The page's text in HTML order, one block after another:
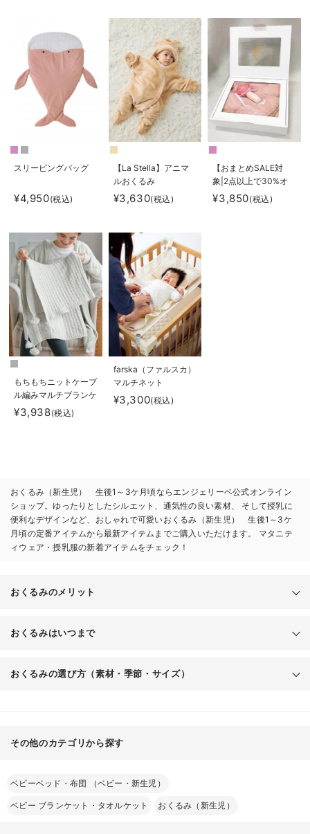
スリーピングバッグ
¥4,950(税込)
【La Stella】アニマ
ルおくるみ
¥3,630(税込)
【おまとめSALE対
象|2点以上で30%オ
フ】La Stella（ラ ス
テラ）ブランケット＆
¥3,850(税込)
もちもちニットケーブ
ル編みマルチブランケ
ット マタニティ・ベ
ビー・出産準備
¥3,938(税込)
farska（ファルスカ）
マルチネット
¥3,300(税込)
おくるみ（新生児） 生後1～3ケ月頃ならエンジェリーベ公式オンライン
ショップ。ゆったりとしたシルエット、通気性の良い素材、 そして授乳に
便利なデザインなど、おしゃれで可愛いおくるみ（新生児） 生後1～3ケ
月頃の定番アイテムから最新アイテムまでご購入いただけます。 マタニテ
ィウェア・授乳服の新着アイテムをチェック！
おくるみのメリット
おくるみはいつまで
おくるみの選び方（素材・季節・サイズ）
フリース素材
素材 おすすめの季節
その他のカテゴリから探す
ベビーベッド・布団 （ベビー・新生児）
ベビー ブランケット・タオルケット おくるみ（新生児）